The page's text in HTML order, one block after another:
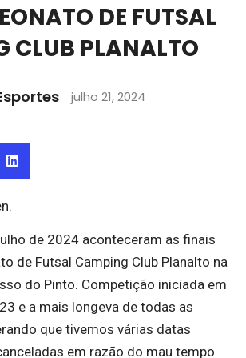
DE FUTSAL
CLUB PLANALTO
julho 21, 2024
de 2024 aconteceram as finais
de Futsal Camping Club Planalto na
do Pinto. Competição iniciada em
e a mais longeva de todas as
que tivemos várias datas
em razão do mau tempo.